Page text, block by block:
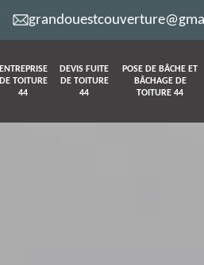
ENTREPRISE
DE TOITURE
44
DEVIS FUITE
DE TOITURE
44
POSE DE BÂCHE ET
BÂCHAGE DE
TOITURE 44